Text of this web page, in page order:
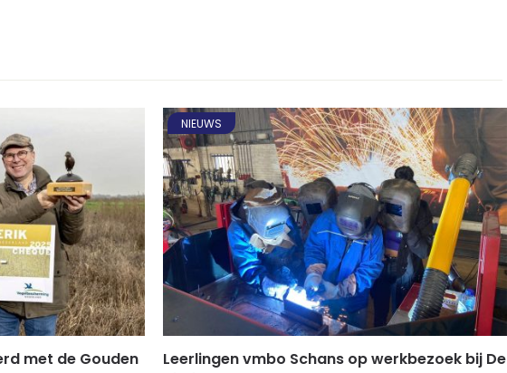
met de Gouden
NIEUWS
Leerlingen vmbo Schans op werkbezoek bij De